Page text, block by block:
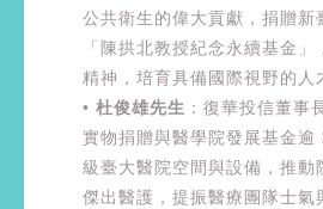
公共衛生的偉大貢獻，捐贈新
「陳拱北教授紀念永續基金
精神，培育具備國際視野的人
• 杜俊雄先生 ：復華投信董事
實物捐贈與醫學院發展基金
級臺大醫院空間與設備，推動
傑出醫護，提振醫療團隊士氣